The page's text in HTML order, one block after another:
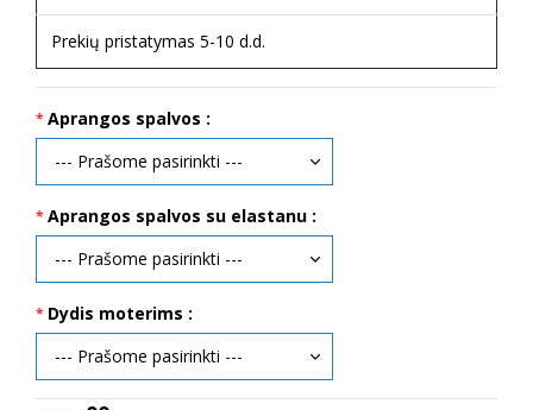
Prekių pristatymas 5-10 d.d.
Aprangos spalvos :
Aprangos spalvos su elastanu :
Dydis moterims :